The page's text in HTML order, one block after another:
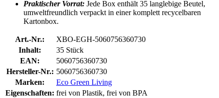
Praktischer Vorrat: Jede Box enthält 35 langlebige Beutel,
umweltfreundlich verpackt in einer komplett recycelbaren
Kartonbox.
Art.-Nr.:
XBO-EGH-5060756360730
Inhalt:
35 Stück
EAN:
5060756360730
Hersteller-Nr.: 5060756360730
Marken:
Eco Green Living
Eigenschaften: frei von Plastik, frei von BPA